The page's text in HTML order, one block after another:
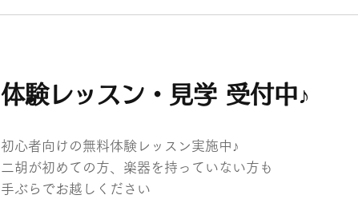
体験レッスン・見学 受付中♪
初心者向けの無料体験レッスン実施中♪
二胡が初めての方、楽器を持っていない方も
​手ぶらでお越しください